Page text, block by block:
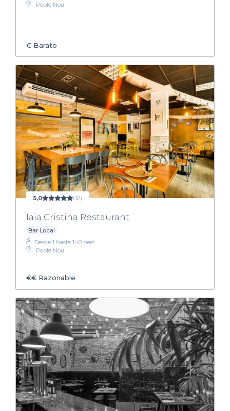
Poble Nou
€ Barato
5,0 (12)
Iaia Cristina Restaurant
Bar Local
Desde 1 hasta 140 pers.
Poble Nou
€€ Razonable